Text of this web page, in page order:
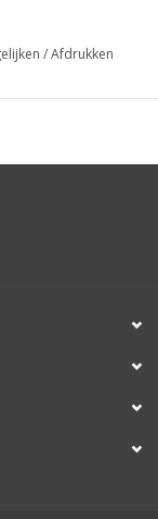
/Afdrukken